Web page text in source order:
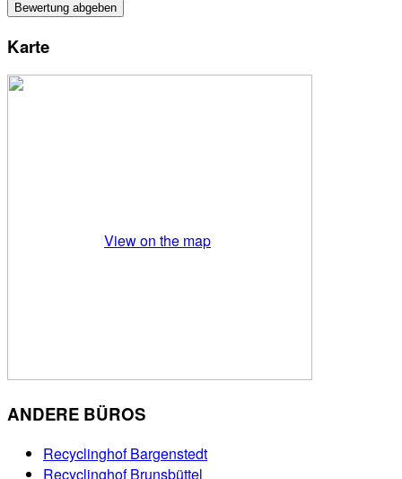
Karte
View on the map
ANDERE BÜROS
Recyclinghof Bargenstedt
Recyclinghof Brunsbüttel